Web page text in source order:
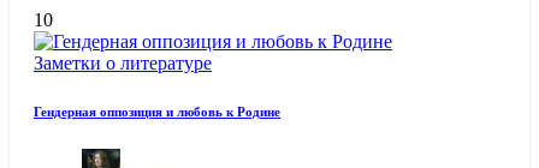
10
Заметки о литературе
Гендерная оппозиция и любовь к Родине